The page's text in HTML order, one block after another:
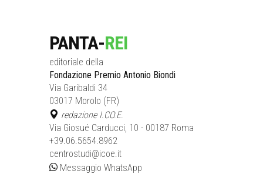
PANTA-REI
editoriale della
Fondazione Premio Antonio Biondi
Via Garibaldi 34
03017 Morolo (FR)
redazione I.CO.E.
Via Giosué Carducci, 10 - 00187 Roma
+39.06.5654.8962
centrostudi@icoe.it
Messaggio WhatsApp